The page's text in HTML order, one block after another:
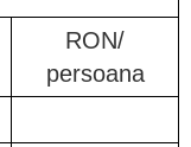
RON/
persoana